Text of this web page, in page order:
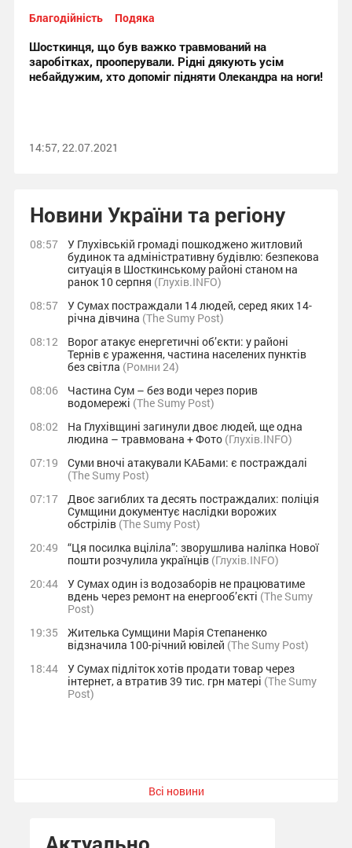
Благодійність Подяка
Шосткинця, що був важко травмований на
заробітках, прооперували. Рідні дякують усім
небайдужим, хто допоміг підняти Олекандра на ноги!
14:57, 22.07.2021
Новини України та регіону
08:57
У Глухівській громаді пошкоджено житловий
будинок та адміністративну будівлю: безпекова
ситуація в Шосткинському районі станом на
ранок 10 серпня (Глухів.INFO)
08:57
У Сумах постраждали 14 людей, серед яких 14-
річна дівчина (The Sumy Post)
08:12
Ворог атакує енергетичні об’єкти: у районі
Тернів є ураження, частина населених пунктів
без світла (Ромни 24)
08:06
Частина Сум – без води через порив
водомережі (The Sumy Post)
08:02
На Глухівщині загинули двоє людей, ще одна
людина – травмована + Фото (Глухів.INFO)
07:19
Суми вночі атакували КАБами: є постраждалі
(The Sumy Post)
07:17
Двоє загиблих та десять постраждалих: поліція
Сумщини документує наслідки ворожих
обстрілів (The Sumy Post)
20:49
“Ця посилка вціліла”: зворушлива наліпка Нової
пошти розчулила українців (Глухів.INFO)
20:44
У Сумах один із водозаборів не працюватиме
вдень через ремонт на енергооб’єкті (The Sumy
Post)
19:35
Жителька Сумщини Марія Степаненко
відзначила 100-річний ювілей (The Sumy Post)
18:44
У Сумах підліток хотів продати товар через
інтернет, а втратив 39 тис. грн матері (The Sumy
Post)
Всі новини